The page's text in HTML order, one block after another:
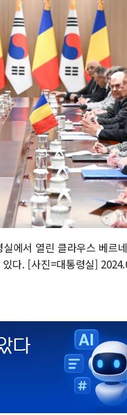
에서 열린 클라우스 베르
다. [사진=대통령실]